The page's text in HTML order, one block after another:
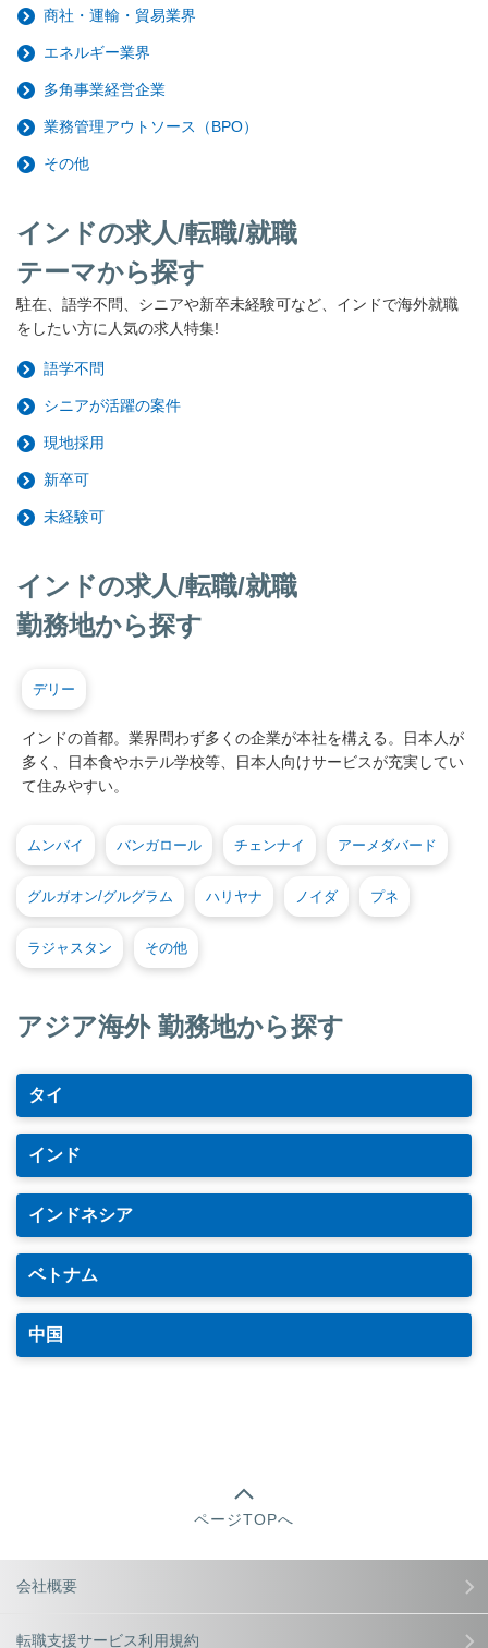
商社・運輸・貿易業界
エネルギー業界
多角事業経営企業
業務管理アウトソース（BPO）
その他
インドの求人/転職/就職
テーマから探す
駐在、語学不問、シニアや新卒未経験可など、インドで海外就職
をしたい方に人気の求人特集!
語学不問
シニアが活躍の案件
現地採用
新卒可
未経験可
インドの求人/転職/就職
勤務地から探す
デリー
インドの首都。業界問わず多くの企業が本社を構える。日本人が
多く、日本食やホテル学校等、日本人向けサービスが充実してい
て住みやすい。
ムンバイ バンガロール チェンナイ アーメダバード
グルガオン/グルグラム ハリヤナ ノイダ プネ
ラジャスタン その他
アジア海外 勤務地から探す
タイ
インド
インドネシア
ベトナム
中国
ページTOPへ
会社概要
転職支援サービス利用規約